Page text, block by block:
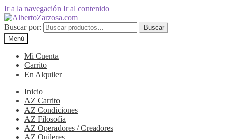
Ir a la navegación Ir al contenido
Buscar por:
Buscar
Menú
Mi Cuenta
Carrito
En Alquiler
Inicio
AZ Carrito
AZ Condiciones
AZ Filosofía
AZ Operadores / Creadores
AZ Quileres